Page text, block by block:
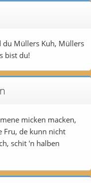
du Müllers Kuh, Müllers
bist du!
micken macken,
Fru, de kunn nicht
schit 'n halben